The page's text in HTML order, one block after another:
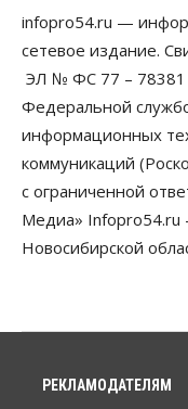
выстраивают
07 Августа 2026, 09:00
Бизнес
По
листы на
07 Августа 2026, 08:00
Бизнес Власть
привлекать к
30 гектаров, 15
infopro54.ru —
сетевое издание.
ЭЛ № ФС 77 – 78381
Федеральной
информационных
коммуникаций
с ограниченной
Медиа» Infopro54.ru
Новосибирской
РЕКЛАМОДАТЕЛЯМ